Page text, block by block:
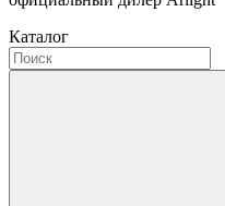
Каталог